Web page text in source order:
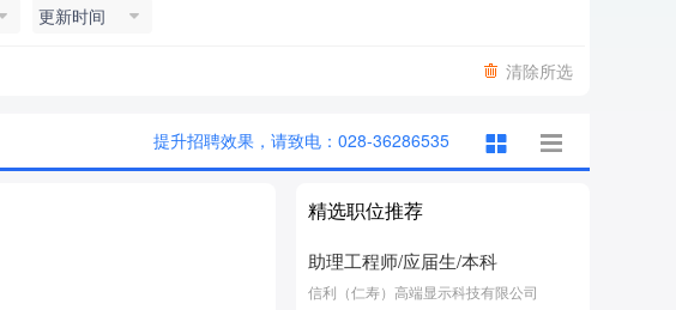
更新时间
清除所选
提升招聘效果，请致电：028-36286535
精选职位推荐
助理工程师/应届生/本科
信利（仁寿）高端显示科技有限公司